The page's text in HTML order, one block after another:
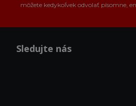
môžete kedykoľvek odvolať písomne,
Sledujte nás